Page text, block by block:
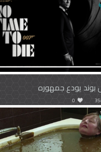
يودع جمهوره
0